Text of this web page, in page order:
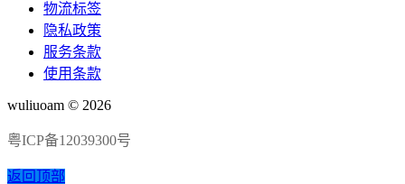
物流标签
隐私政策
服务条款
使用条款
wuliuoam © 2026
粤ICP备12039300号
返回顶部